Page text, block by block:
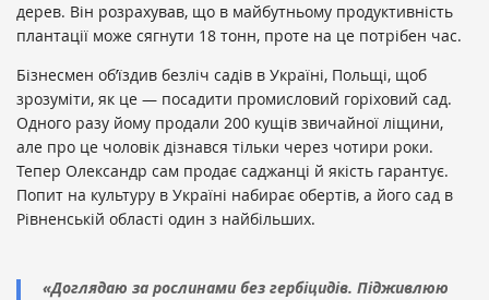
дерев. Він розрахував, що в майбутньому продуктивність
плантації може сягнути 18 тонн, проте на це потрібен час.
Бізнесмен об’їздив безліч садів в Україні, Польщі, щоб
зрозуміти, як це — посадити промисловий горіховий сад.
Одного разу йому продали 200 кущів звичайної ліщини,
але про це чоловік дізнався тільки через чотири роки.
Тепер Олександр сам продає саджанці й якість гарантує.
Попит на культуру в Україні набирає обертів, а його сад в
Рівненській області один з найбільших.
«Доглядаю за рослинами без гербіцидів. Підживлюю